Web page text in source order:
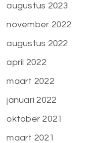
augustus 2023
november 2022
augustus 2022
april 2022
maart 2022
januari 2022
oktober 2021
maart 2021